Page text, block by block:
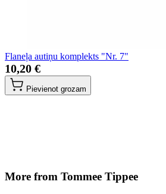
Flaneļa autiņu komplekts "Nr. 7"
10,20 €
Pievienot grozam
More from Tommee Tippee